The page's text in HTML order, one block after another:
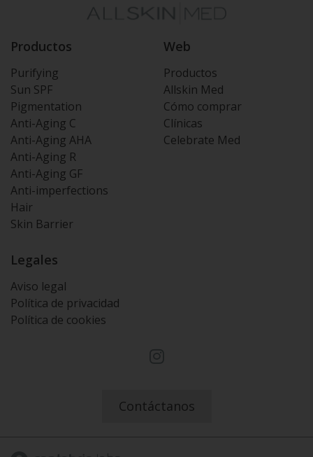
Productos
Purifying
Sun SPF
Pigmentation
Anti-Aging C
Anti-Aging AHA
Anti-Aging R
Anti-Aging GF
Anti-imperfections
Hair
Skin Barrier
Web
Productos
Allskin Med
Cómo comprar
Clínicas
Celebrate Med
Legales
Aviso legal
Política de privacidad
Política de cookies
t
Contáctanos